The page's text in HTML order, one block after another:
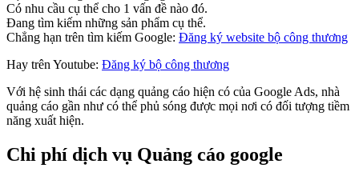
Có nhu cầu cụ thể cho 1 vấn đề nào đó.
Đang tìm kiếm những sản phẩm cụ thể.
Chẳng hạn trên tìm kiếm Google: Đăng ký website bộ công thương
Hay trên Youtube: Đăng ký bộ công thương
Với hệ sinh thái các dạng quảng cáo hiện có của Google Ads, nhà
quảng cáo gần như có thể phủ sóng được mọi nơi có đối tượng tiềm
năng xuất hiện.
Chi phí dịch vụ Quảng cáo google